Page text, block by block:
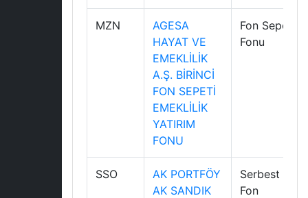
MZN
AGESA
HAYAT VE
EMEKLİLİK
A.Ş. BİRİNCİ
FON SEPETİ
EMEKLİLİK
YATIRIM
FONU
Fon Sepeti
Fonu
SSO
AK PORTFÖY
AK SANDIK
Serbest
Fon